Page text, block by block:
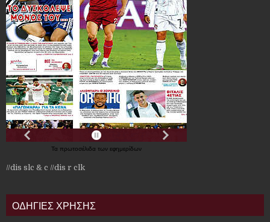
Τα πρωτοσέλιδα των εφημερίδων
//dis slc & c //dis r clk
ΟΔΗΓΙΕΣ ΧΡΗΣΗΣ